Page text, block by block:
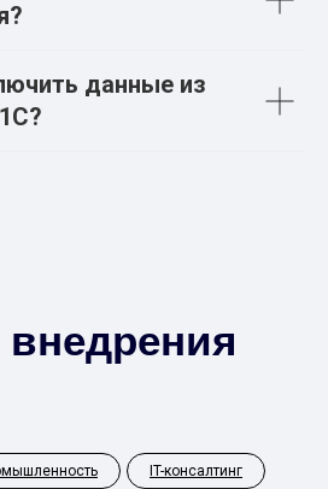
данные из
IT-консалтинг